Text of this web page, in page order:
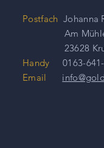
Postfach Johanna
Am
23628
Handy 0163-
Email